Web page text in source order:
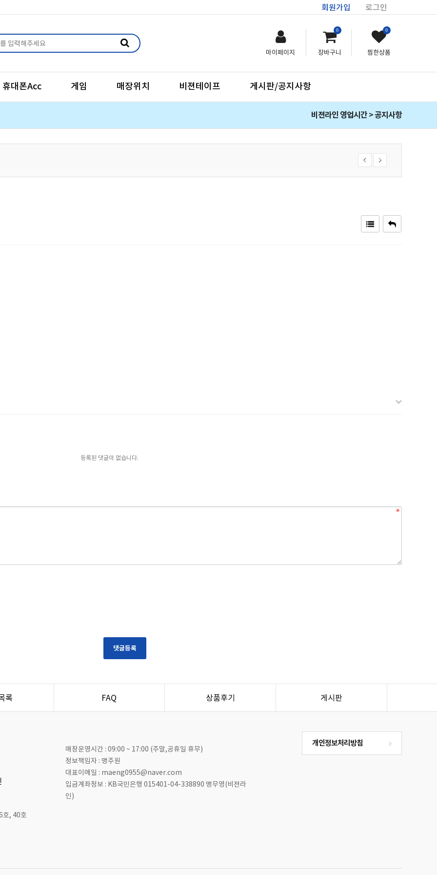
회원가입 로그인
마이페이지
0
장바구니
0
찜한상품
휴대폰Acc 게임 매장위치 비젼테이프 게시판/공지사항
비젼라인 영업시간 > 공지사항
등록된 댓글이 없습니다.
댓글등록
록 FAQ 상품후기 게시판
호, 40호
매장운영시간 : 09:00 ~ 17:00 (주말,공휴일 휴무)
정보책임자 : 맹주원
대표이메일 : maeng0955@naver.com
입금계좌정보 : KB국민은행 015401-04-338890 맹무영(비젼라
인)
개인정보처리방침